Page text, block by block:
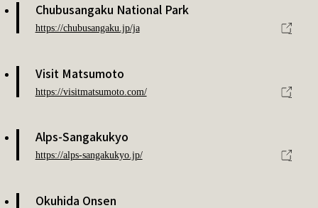
Chubusangaku National Park
https://chubusangaku.jp/ja
Visit Matsumoto
https://visitmatsumoto.com/
Alps-Sangakukyo
https://alps-sangakukyo.jp/
Okuhida Onsen